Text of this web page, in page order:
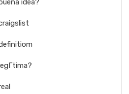
idea?